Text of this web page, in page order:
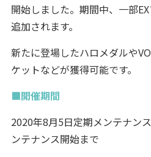
開始しました。期間中、一部
追加されます。
新たに登場したハロメダルや
ケットなどが獲得可能です。
■開催期間
2020年8月5日定期メンテナン
ンテナンス開始まで